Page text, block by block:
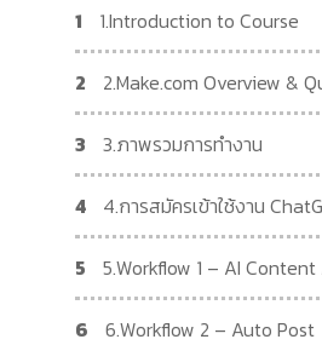
1 1.Introduction to Course
2 2.Make.com Overview &
3 3.ภาพรวมการทำงาน
4 4.การสมัครเข้าใช้งาน
5 5.Workflow 1 – AI
6 6.Workflow 2 – Auto Post